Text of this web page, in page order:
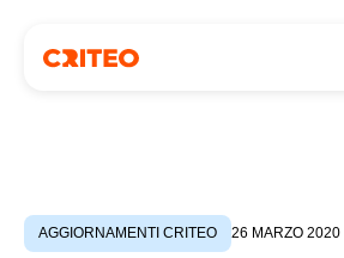
AGGIORNAMENTI CRITEO 26 MARZO 2020